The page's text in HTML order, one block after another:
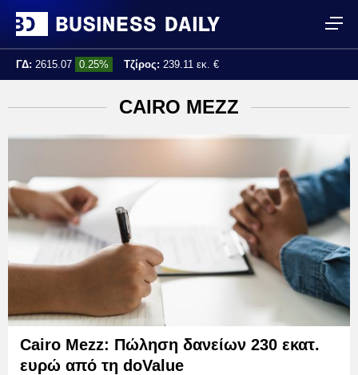
ΓΔ: 2615.07 0.25% Τζίρος: 239.11 εκ. €
CAIRO ΜEZZ
Cairo Mezz: Πώληση δανείων 230 εκατ.
ευρώ από τη doValue